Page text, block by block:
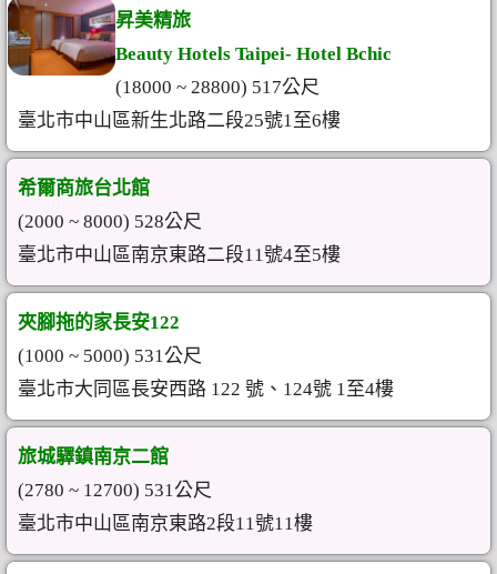
昇美精旅
Beauty Hotels Taipei- Hotel Bchic
(18000 ~ 28800) 517公尺
臺北市中山區新生北路二段25號1至6樓
希爾商旅台北館
(2000 ~ 8000) 528公尺
臺北市中山區南京東路二段11號4至5樓
夾腳拖的家長安122
(1000 ~ 5000) 531公尺
臺北市大同區長安西路 122 號、124號 1至4樓
旅城驛鎮南京二館
(2780 ~ 12700) 531公尺
臺北市中山區南京東路2段11號11樓